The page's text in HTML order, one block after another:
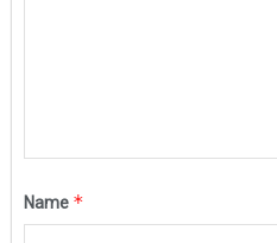
Name *